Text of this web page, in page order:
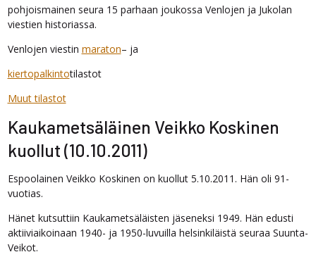
pohjoismainen seura 15 parhaan joukossa Venlojen ja Jukolan
viestien historiassa.
Venlojen viestin maraton– ja
kiertopalkintotilastot
Muut tilastot
Kaukametsäläinen Veikko Koskinen
kuollut (10.10.2011)
Espoolainen Veikko Koskinen on kuollut 5.10.2011. Hän oli 91-
vuotias.
Hänet kutsuttiin Kaukametsäläisten jäseneksi 1949. Hän edusti
aktiiviaikoinaan 1940- ja 1950-luvuilla helsinkiläistä seuraa Suunta-
Veikot.